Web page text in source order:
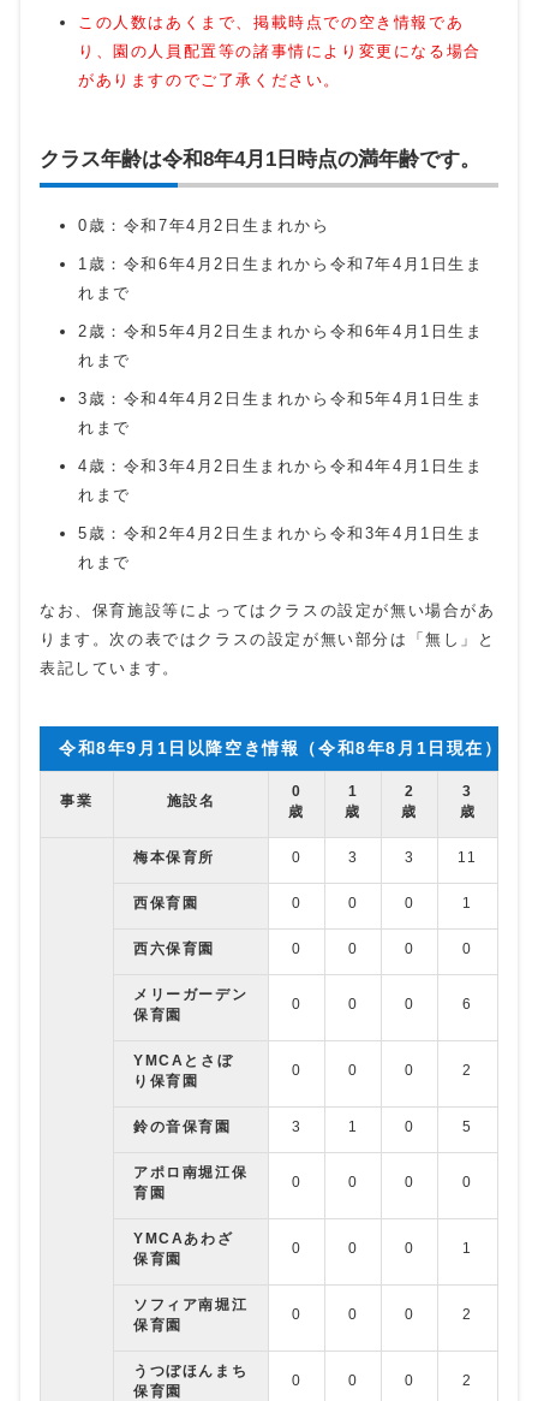
この人数はあくまで、掲載時点での空き情報であ
り、園の人員配置等の諸事情により変更になる場合
がありますのでご了承ください。
クラス年齢は令和8年4月1日時点の満年齢です。
0歳：令和7年4月2日生まれから
1歳：令和6年4月2日生まれから令和7年4月1日生ま
れまで
2歳：令和5年4月2日生まれから令和6年4月1日生ま
れまで
3歳：令和4年4月2日生まれから令和5年4月1日生ま
れまで
4歳：令和3年4月2日生まれから令和4年4月1日生ま
れまで
5歳：令和2年4月2日生まれから令和3年4月1日生ま
れまで
なお、保育施設等によってはクラスの設定が無い場合があ
ります。次の表ではクラスの設定が無い部分は「無し」と
表記しています。
令和8年9月1日以降空き情報（令和8年8月1日現在）
事業 施設名
0
歳
1
歳
2
歳
3
歳
梅本保育所 0 3 3 11
西保育園 0 0 0 1
西六保育園 0 0 0 0
メリーガーデン
保育園
0 0 0 6
YMCAとさぼ
り保育園
0 0 0 2
鈴の音保育園 3 1 0 5
アポロ南堀江保
育園
0 0 0 0
YMCAあわざ
保育園
0 0 0 1
ソフィア南堀江
保育園
0 0 0 2
うつぼほんまち
保育園
0 0 0 2